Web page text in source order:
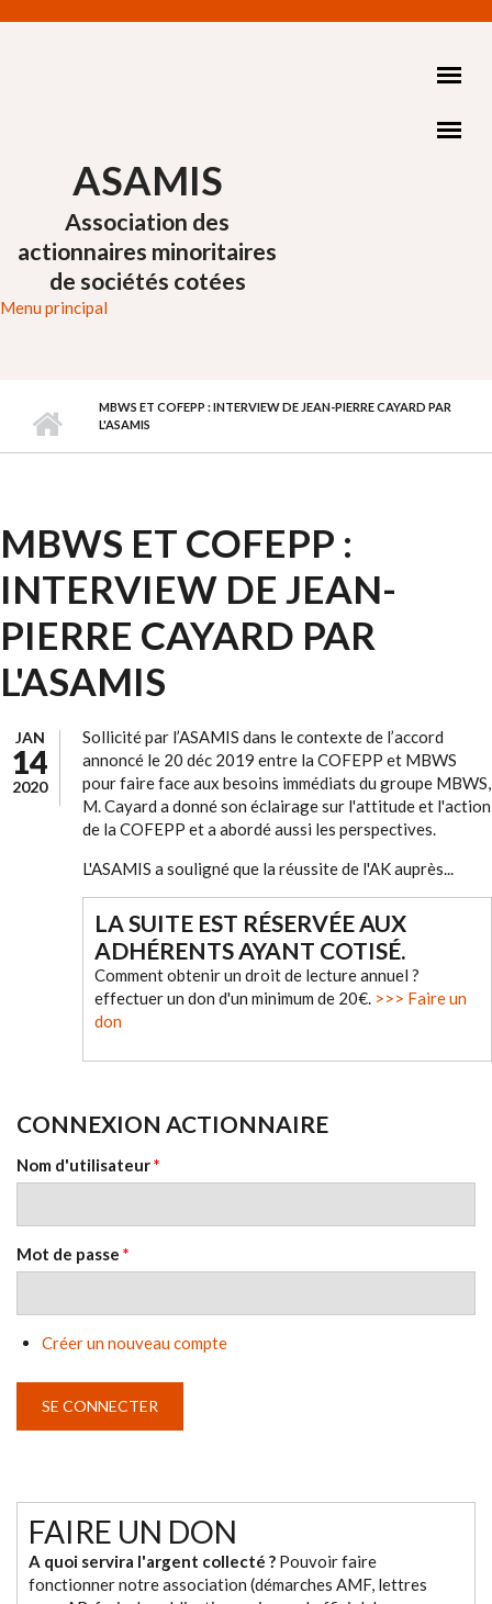
ASAMIS
Association des
actionnaires minoritaires
de sociétés cotées
Menu principal
MBWS ET COFEPP : INTERVIEW DE JEAN-PIERRE CAYARD PAR
L'ASAMIS
MBWS ET COFEPP :
INTERVIEW DE JEAN-
PIERRE CAYARD PAR
L'ASAMIS
JAN
14
2020
Sollicité par l’ASAMIS dans le contexte de l’accord
annoncé le 20 déc 2019 entre la COFEPP et MBWS
pour faire face aux besoins immédiats du groupe MBWS,
M. Cayard a donné son éclairage sur l'attitude et l'action
de la COFEPP et a abordé aussi les perspectives.
L'ASAMIS a souligné que la réussite de l'AK auprès...
LA SUITE EST RÉSERVÉE AUX
ADHÉRENTS AYANT COTISÉ.
Comment obtenir un droit de lecture annuel ?
effectuer un don d'un minimum de 20€. >>> Faire un
don
CONNEXION ACTIONNAIRE
Nom d'utilisateur*
Mot de passe *
Créer un nouveau compte
FAIRE UN DON
A quoi servira l'argent collecté ? Pouvoir faire
fonctionner notre association (démarches AMF, lettres